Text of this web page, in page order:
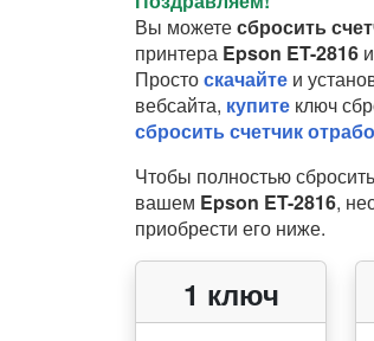
Вы можетесбросить
принтера Epson ET-2816
Простоскачайте и
вебсайта, купите ключ
сбросить счетчик
Чтобы полностью
вашем Epson ET-2816,
приобрести его ниже.
1 ключ